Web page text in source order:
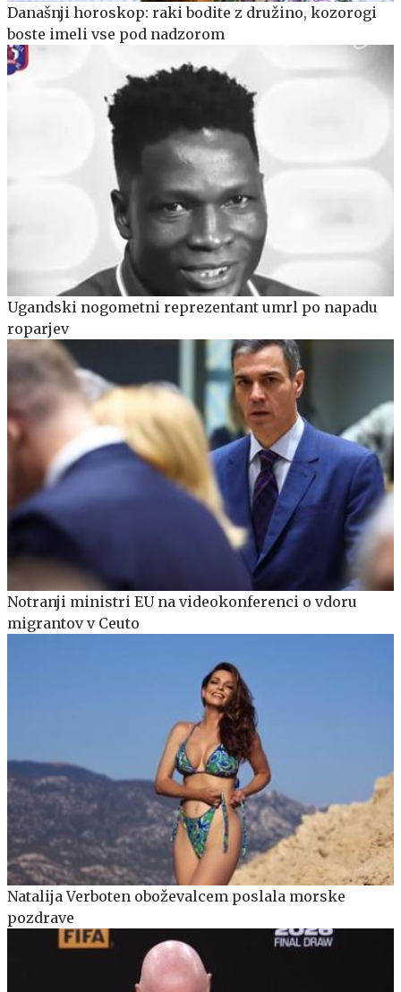
Današnji horoskop: raki bodite z družino, kozorogi
boste imeli vse pod nadzorom
Ugandski nogometni reprezentant umrl po napadu
roparjev
Notranji ministri EU na videokonferenci o vdoru
migrantov v Ceuto
Natalija Verboten oboževalcem poslala morske
pozdrave